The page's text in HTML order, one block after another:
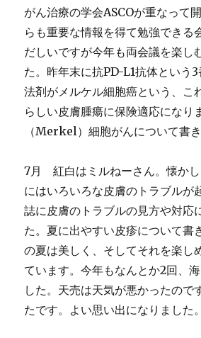
がん治療の学会ASCOが重なって
らも重要な情報を得て勉強できる
だしいですが今年も両会議を楽し
た。昨年末に抗PD-L1抗体という
法剤がメルケル細胞癌という、こ
らしい皮膚腫瘍に保険適応になり
（Merkel）細胞がんについて書き
7月 紅白はミルねーさん。懐か
にはいろいろな皮膚のトラブルが
誌に皮膚のトラブルの見方や対応
た。夏に出やすい皮疹について書
の夏は美しく、そしてそれを楽し
ています。今年もなんとか2回、
した。天売は天気が悪かったので
たです。よい思い出になりました。